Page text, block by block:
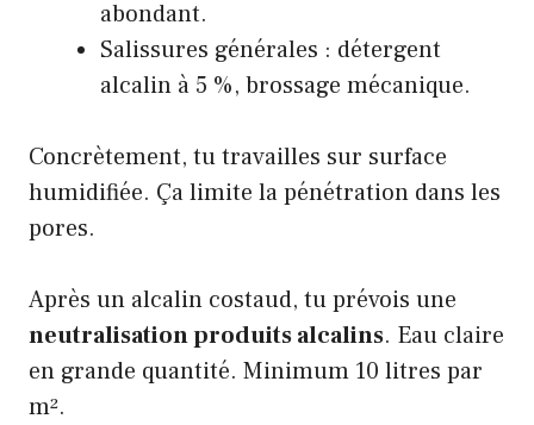
abondant.
Salissures générales : détergent
alcalin à 5 %, brossage mécanique.
Concrètement, tu travailles sur surface
humidifiée. Ça limite la pénétration dans les
pores.
Après un alcalin costaud, tu prévois une
neutralisation produits alcalins. Eau claire
en grande quantité. Minimum 10 litres par
m².